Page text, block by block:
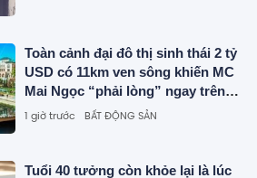
Toàn cảnh đại đô thị sinh thái 2 tỷ
USD có 11km ven sông khiến MC
Mai Ngọc “phải lòng” ngay trên
sóng livestream
1 giờ trước BẤT ĐỘNG SẢN
Tuổi 40 tưởng còn khỏe lại là lúc